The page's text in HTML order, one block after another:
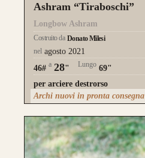
Ashram “Tiraboschi”
Longbow Ashram
Costruito da Donato Milesi
nel agosto 2021
46# a 28" Lungo 69"
per arciere destrorso
Archi nuovi in pronta consegna